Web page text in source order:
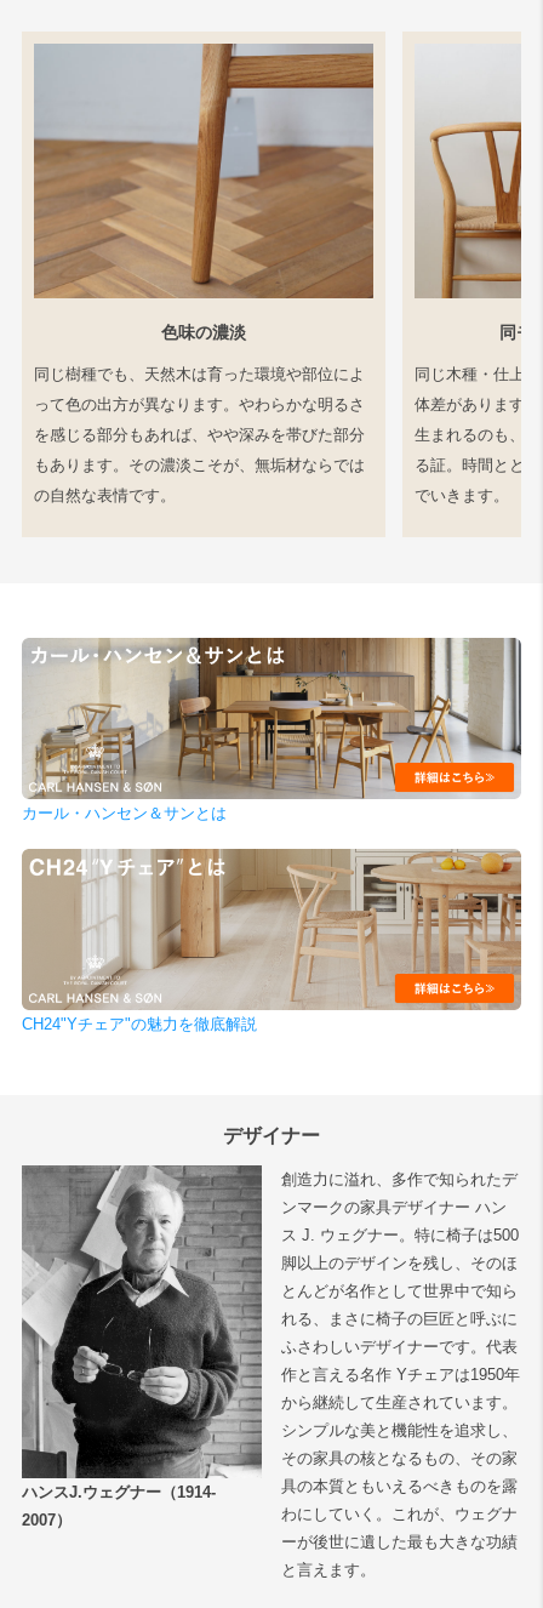
色味の濃淡
同じ樹種でも、天然木は育った環境や部位によ
って色の出方が異なります。やわらかな明るさ
を感じる部分もあれば、やや深みを帯びた部分
もあります。その濃淡こそが、無垢材ならでは
の自然な表情です。
同モ
同じ木種・仕上
体差があります
生まれるのも、
る証。時間とと
でいきます。
カール・ハンセン＆サンとは
CH24"Yチェア"の魅力を徹底解説
デザイナー
ハンスJ.ウェグナー（1914-
2007）
創造力に溢れ、多作で知られたデ
ンマークの家具デザイナー ハン
ス J. ウェグナー。特に椅子は500
脚以上のデザインを残し、そのほ
とんどが名作として世界中で知ら
れる、まさに椅子の巨匠と呼ぶに
ふさわしいデザイナーです。代表
作と言える名作 Yチェアは1950年
から継続して生産されています。
シンプルな美と機能性を追求し、
その家具の核となるもの、その家
具の本質ともいえるべきものを露
わにしていく。これが、ウェグナ
ーが後世に遺した最も大きな功績
と言えます。